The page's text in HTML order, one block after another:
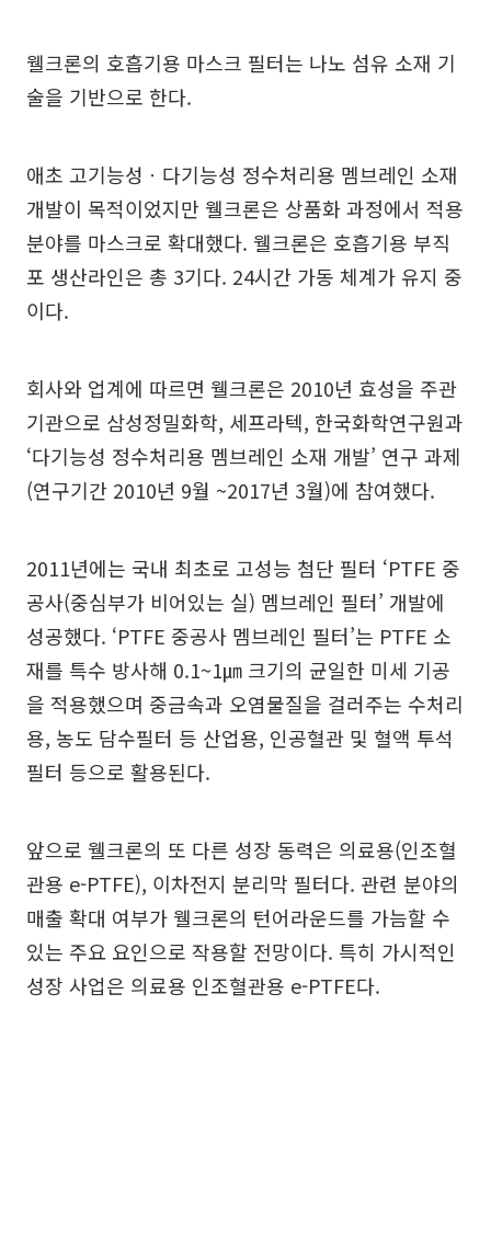
웰크론의 호흡기용 마스크 필터는 나노 섬유 소재 기
술을 기반으로 한다.
애초 고기능성ㆍ다기능성 정수처리용 멤브레인 소재
개발이 목적이었지만 웰크론은 상품화 과정에서 적용
분야를 마스크로 확대했다. 웰크론은 호흡기용 부직
포 생산라인은 총 3기다. 24시간 가동 체계가 유지 중
이다.
회사와 업계에 따르면 웰크론은 2010년 효성을 주관
기관으로 삼성정밀화학, 세프라텍, 한국화학연구원과
‘다기능성 정수처리용 멤브레인 소재 개발’ 연구 과제
(연구기간 2010년 9월 ~2017년 3월)에 참여했다.
2011년에는 국내 최초로 고성능 첨단 필터 ‘PTFE 중
공사(중심부가 비어있는 실) 멤브레인 필터’ 개발에
성공했다. ‘PTFE 중공사 멤브레인 필터’는 PTFE 소
재를 특수 방사해 0.1~1㎛ 크기의 균일한 미세 기공
을 적용했으며 중금속과 오염물질을 걸러주는 수처리
용, 농도 담수필터 등 산업용, 인공혈관 및 혈액 투석
필터 등으로 활용된다.
앞으로 웰크론의 또 다른 성장 동력은 의료용(인조혈
관용 e-PTFE), 이차전지 분리막 필터다. 관련 분야의
매출 확대 여부가 웰크론의 턴어라운드를 가늠할 수
있는 주요 요인으로 작용할 전망이다. 특히 가시적인
성장 사업은 의료용 인조혈관용 e-PTFE다.